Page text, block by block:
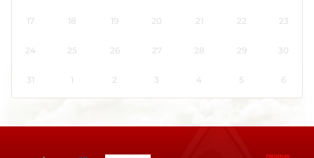
17 18 19 20 21 22 23
24 25 26 27 28 29 30
31 1 2 3 4 5 6